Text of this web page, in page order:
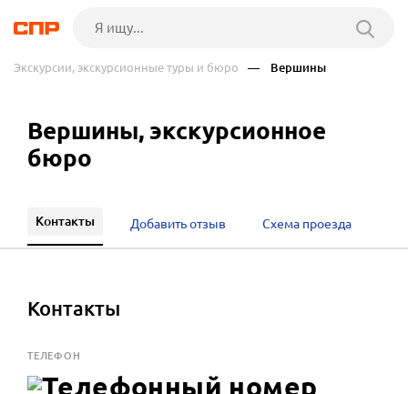
Экскурсии, экскурсионные туры и бюро — Вершины
Вершины, экскурсионное
бюро
Контакты Добавить отзыв Схема проезда
Контакты
ТЕЛЕФОН